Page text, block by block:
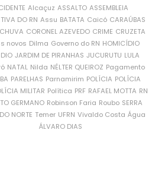
Alcaçuz ASSALTO ASSEMBLEIA
DO RN Assu BATATA Caicó CARAÚBAS
CORONEL AZEVEDO CRIME CRUZETA
novos Dilma Governo do RN HOMICÍDIO
JARDIM DE PIRANHAS JUCURUTU LULA
NATAL Nilda NÉLTER QUEIROZ Pagamento
PARELHAS Parnamirim POLÍCIA POLÍCIA
MILITAR Política PRF RAFAEL MOTTA RN
GERMANO Robinson Faria Roubo SERRA
NORTE Temer UFRN Vivaldo Costa Água
ÁLVARO DIAS